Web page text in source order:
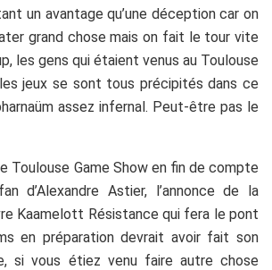
un avantage qu’une déception car on
grand chose mais on fait le tour vite
les gens qui étaient venus au Toulouse
jeux se sont tous précipités dans ce
assez infernal. Peut-être pas le
Toulouse Game Show en fin de compte
d’Alexandre Astier, l’annonce de la
Kaamelott Résistance qui fera le pont
en préparation devrait avoir fait son
si vous étiez venu faire autre chose